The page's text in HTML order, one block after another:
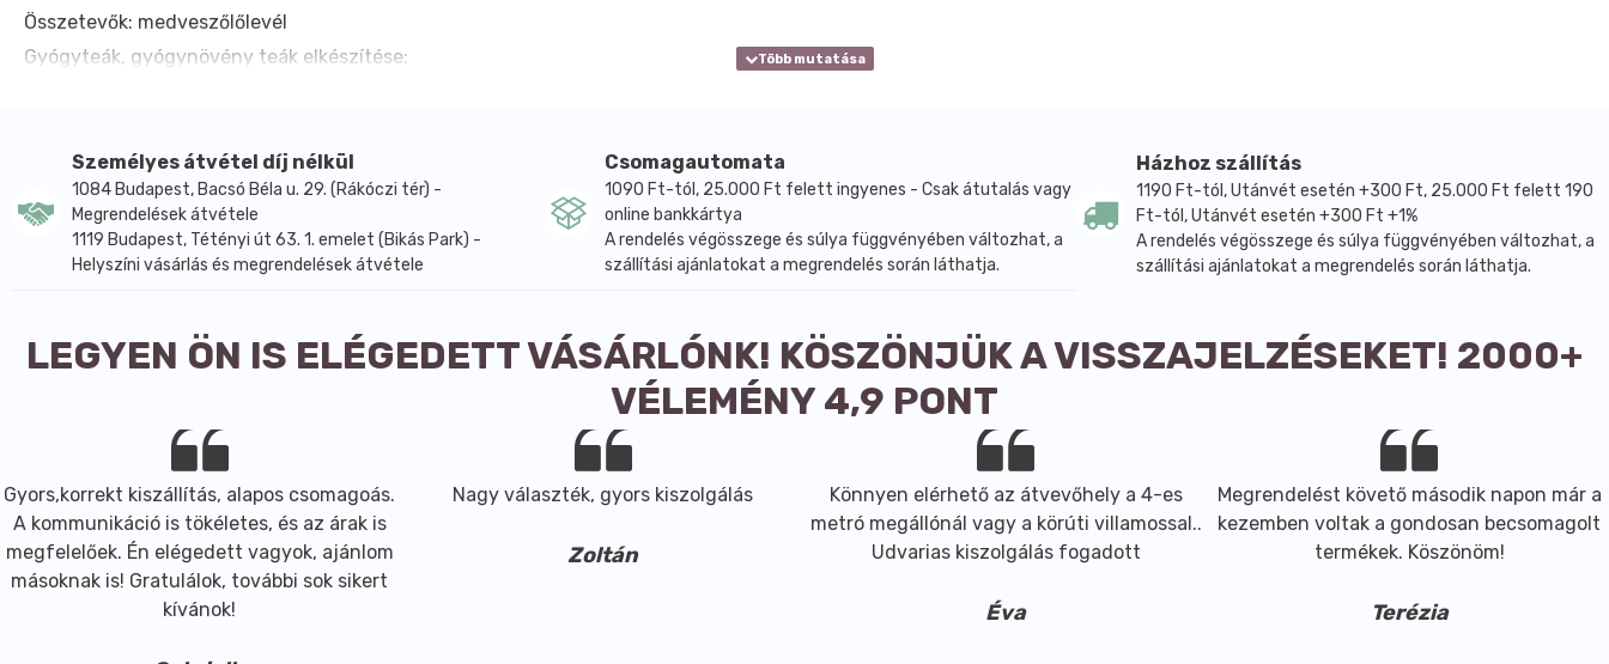
Összetevők: medveszőlőlevél
Gyógyteák, gyógynövény teák elkészítése:
Főzéssel is készíthetünk gyógyteát, elsősorban gyökerekből, kérgekből, de a virágokat, leveleket is felhasználhatjuk.
A teaanyagot forrásban lévő vízhez adjuk, az edényt lefedjük, majd néhány percig forraljuk.
Utána a tűzről levett főzetet állni hagyjuk legalább 30 percig. Fogyasztás előtt leszűrjük.
A gyógyteák elkészítéséhez zománcozott, tiszta, jól zárható fedővel rendelkező edényt használjunk.
Ha más utasítás nincs, adagonként egy evőkanál teakeveréket és 2,5-3 dl vizet mérjünk ki. Az elkészített teákat, ha ellenjavallat nincs, cukorral, a köhögést csillapító teákat
A vízhajtó, köhögéscsillapító, magas vérnyomást csökkentő teákat napközben bármikor, a gyomorsavcsökkentő, bélféregűző teákat este kell fogyasztani. A teából egyszerre
Ha naponta többször teázunk, akkor egyszerre nagyobb mennyiséget is főzhetünk. A maradékot mindig hűvös helyen tároljuk.
Személyes átvétel díj nélkül
1084 Budapest, Bacsó Béla u. 29. (Rákóczi tér) -
Megrendelések átvétele
1119 Budapest, Tétényi út 63. 1. emelet (Bikás Park) -
Helyszíni vásárlás és megrendelések átvétele
Csomagautomata
1090 Ft-tól, 25.000 Ft felett ingyenes - Csak átutalás vagy
online bankkártya
A rendelés végösszege és súlya függvényében változhat, a
szállítási ajánlatokat a megrendelés során láthatja.
Házhoz szállítás
1190 Ft-tól, Utánvét esetén +300 Ft, 25.000 Ft felett 190
Ft-tól, Utánvét esetén +300 Ft +1%
A rendelés végösszege és súlya függvényében változhat, a
szállítási ajánlatokat a megrendelés során láthatja.
LEGYEN ÖN IS ELÉGEDETT VÁSÁRLÓNK! KÖSZÖNJÜK A VISSZAJELZÉSEKET! 2000+
VÉLEMÉNY 4,9 PONT
Gyors,korrekt kiszállítás, alapos csomagoás.
A kommunikáció is tökéletes, és az árak is
megfelelőek. Én elégedett vagyok, ajánlom
másoknak is! Gratulálok, további sok sikert
kívánok!
Nagy választék, gyors kiszolgálás
Zoltán
Könnyen elérhető az átvevőhely a 4-es
metró megállónál vagy a körúti villamossal..
Udvarias kiszolgálás fogadott
Éva
Megrendelést követő második napon már a
kezemben voltak a gondosan becsomagolt
termékek. Köszönöm!
Terézia